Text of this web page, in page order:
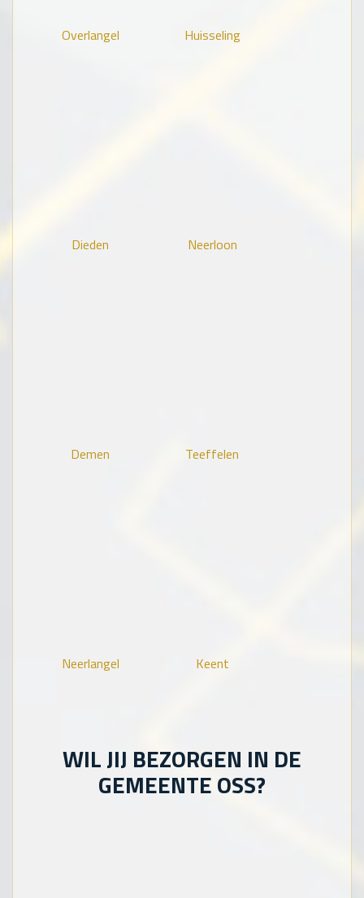
Overlangel Huisseling
Dieden Neerloon
Demen Teeffelen
Neerlangel Keent
WIL JIJ BEZORGEN IN DE
GEMEENTE OSS?